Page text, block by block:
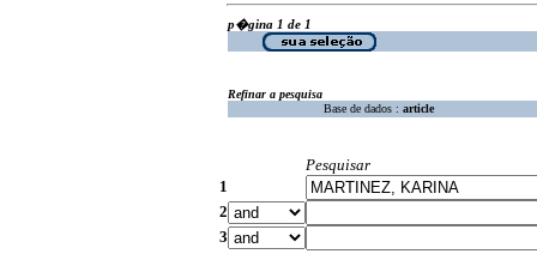
p�gina 1 de 1
Refinar a pesquisa
Base de dados : article
Pesquisar
1
2
3